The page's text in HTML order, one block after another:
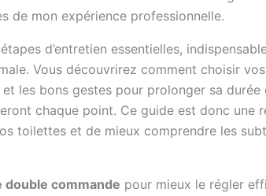
de mon expérience professionnelle.
d’entretien essentielles,
Vous découvrirez comment choisir
et les bons gestes pour prolonger sa
chaque point. Ce guide est donc une
toilettes et de mieux comprendre les
double commande pour mieux le régler